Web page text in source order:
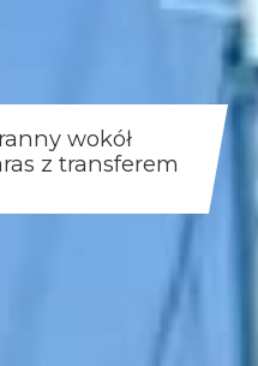
wokół
z transferem